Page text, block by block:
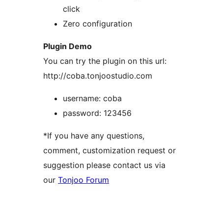
click
Zero configuration
Plugin Demo
You can try the plugin on this url:
http://coba.tonjoostudio.com
username: coba
password: 123456
*If you have any questions,
comment, customization request or
suggestion please contact us via
our Tonjoo Forum